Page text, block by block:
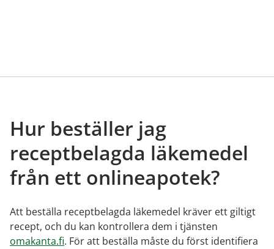
Hur beställer jag
receptbelagda läkemedel
från ett onlineapotek?
Att beställa receptbelagda läkemedel kräver ett giltigt
recept, och du kan kontrollera dem i tjänsten
omakanta.fi. För att beställa måste du först identifiera